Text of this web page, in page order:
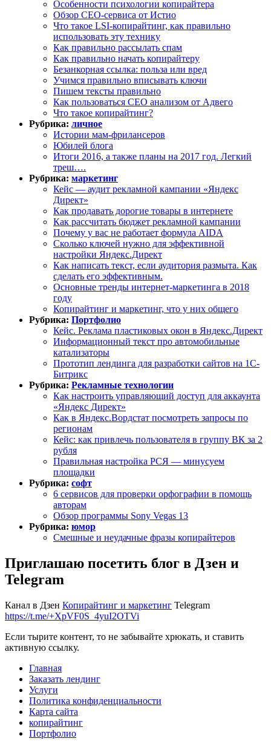
Особенности психологии копирайтера
Обзор СЕО-сервиса от Истио
Что такое LSI-копирайтинг, как правильно
использовать эту технику
Как правильно рассылать спам
Как правильно начать копирайтеру
Безанкорная ссылка: польза или вред
Учимся правильно вписывать ключи
Пишем тексты правильно
Как пользоваться СЕО анализом от Адвего
Что такое копирайтинг?
Рубрика: личное
Истории мам-фрилансеров
Юбилей блога
Итоги 2016, а также планы на 2017 год. Легкий
треш….
Рубрика: маркетинг
Кейс — аудит рекламной кампании «Яндекс
Директ»
Как продавать дорогие товары в интернете
Как рассчитать бюджет рекламной кампании
Почему у вас не работает формула AIDA
Сколько ключей нужно для эффективной
настройки Яндекс.Директ
Как написать текст, если аудитория размыта. Как
сделать его эффективным.
Основные тренды интернет-маркетинга в 2018
году
Копирайтинг и маркетинг, что у них общего
Рубрика: Портфолио
Кейс. Реклама пластиковых окон в Яндекс.Директ
Информационный текст про автомобильные
катализаторы
Прототип лендинга для разработки сайтов на 1С-
Битрикс
Рубрика: Рекламные технологии
Как настроить управляющий доступ для аккаунта
«Яндекс Директ»
Как в Яндекс.Вордстат посмотреть запросы по
регионам
Кейс: как привлечь пользователя в группу ВК за 2
рубля
Правильная настройка РСЯ — минусуем
площадки
Рубрика: софт
6 сервисов для проверки орфографии в помощь
авторам
Обзор программы Sony Vegas 13
Рубрика: юмор
Смешные и неудачные фразы копирайтеров
Приглашаю посетить блог в Дзен и
Telegram
Канал в Дзен Копирайтинг и маркетинг Telegram
https://t.me/+XpVF0S_4yuI2OTVi
Если тырите контент, то не забывайте хрюкать, и ставить
активную ссылку.
Главная
Заказать лендинг
Услуги
Политика конфиденциальности
Карта сайта
копирайтинг
Портфолио